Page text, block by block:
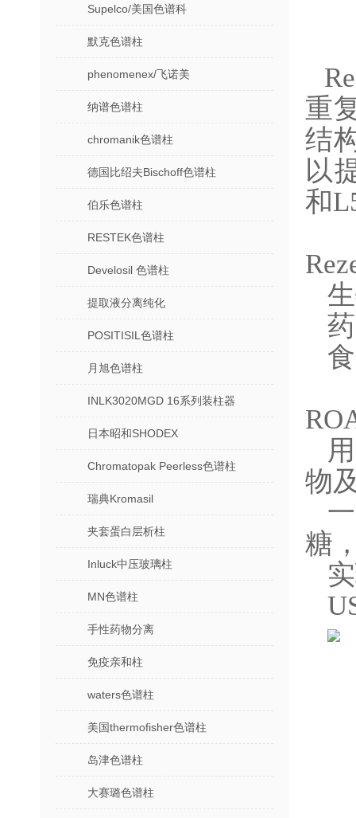
Supelco/美国色谱科
默克色谱柱
phenomenex/飞诺美
纳谱色谱柱
chromanik色谱柱
德国比绍夫Bischoff色谱柱
伯乐色谱柱
RESTEK色谱柱
Develosil 色谱柱
提取液分离纯化
POSITISIL色谱柱
月旭色谱柱
INLK3020MGD 16系列装柱器
日本昭和SHODEX
Chromatopak Peerless色谱柱
瑞典Kromasil
夹套蛋白层析柱
Inluck中压玻璃柱
MN色谱柱
手性药物分离
免疫亲和柱
waters色谱柱
美国thermofisher色谱柱
岛津色谱柱
大赛璐色谱柱
重
结
以
和
物
糖